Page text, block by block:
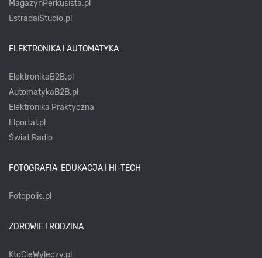
MagazynPerkusista.pl
EstradaiStudio.pl
ELEKTRONIKA I AUTOMATYKA
ElektronikaB2B.pl
AutomatykaB2B.pl
Elektronika Praktyczna
Elportal.pl
Świat Radio
FOTOGRAFIA, EDUKACJA I HI-TECH
Fotopolis.pl
ZDROWIE I RODZINA
KtoCieWyleczy.pl